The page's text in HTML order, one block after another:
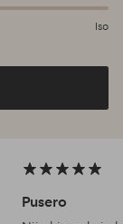
Iso
Pusero